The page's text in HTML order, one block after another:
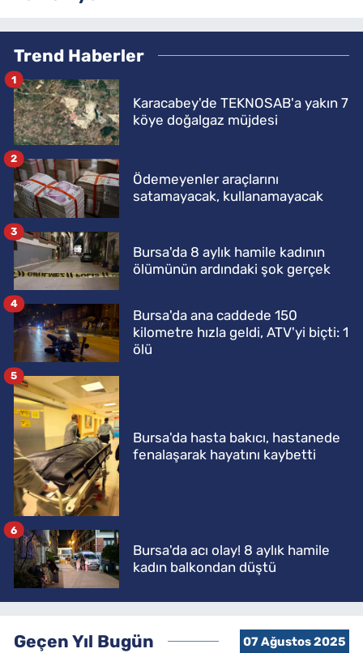
Trend Haberler
Karacabey'de TEKNOSAB'a yakın 7
köye doğalgaz müjdesi
1
Ödemeyenler araçlarını
satamayacak, kullanamayacak
2
Bursa'da 8 aylık hamile kadının
ölümünün ardındaki şok gerçek
3
Bursa'da ana caddede 150
kilometre hızla geldi, ATV'yi biçti: 1
ölü
4
Bursa'da hasta bakıcı, hastanede
fenalaşarak hayatını kaybetti
5
Bursa'da acı olay! 8 aylık hamile
kadın balkondan düştü
6
Geçen Yıl Bugün 07 Ağustos 2025